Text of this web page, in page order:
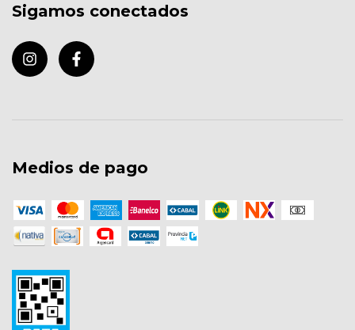
Sigamos conectados
Medios de pago